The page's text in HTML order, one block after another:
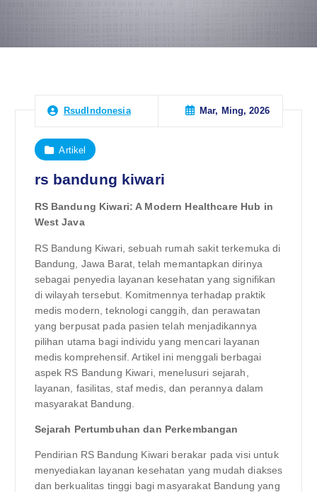
RsudIndonesia Mar, Ming, 2026
Artikel
rs bandung kiwari
RS Bandung Kiwari: A Modern Healthcare Hub in
West Java
RS Bandung Kiwari, sebuah rumah sakit terkemuka di
Bandung, Jawa Barat, telah memantapkan dirinya
sebagai penyedia layanan kesehatan yang signifikan
di wilayah tersebut. Komitmennya terhadap praktik
medis modern, teknologi canggih, dan perawatan
yang berpusat pada pasien telah menjadikannya
pilihan utama bagi individu yang mencari layanan
medis komprehensif. Artikel ini menggali berbagai
aspek RS Bandung Kiwari, menelusuri sejarah,
layanan, fasilitas, staf medis, dan perannya dalam
masyarakat Bandung.
Sejarah Pertumbuhan dan Perkembangan
Pendirian RS Bandung Kiwari berakar pada visi untuk
menyediakan layanan kesehatan yang mudah diakses
dan berkualitas tinggi bagi masyarakat Bandung yang